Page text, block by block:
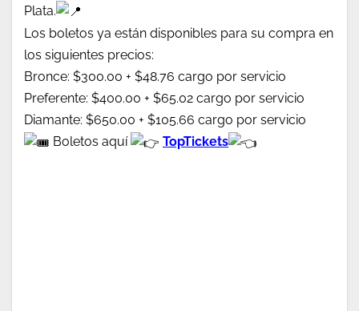
Plata.
Los boletos ya están disponibles para su compra en
los siguientes precios:
Bronce: $300.00 + $48.76 cargo por servicio
Preferente: $400.00 + $65.02 cargo por servicio
Diamante: $650.00 + $105.66 cargo por servicio
Boletos aquí
TopTickets